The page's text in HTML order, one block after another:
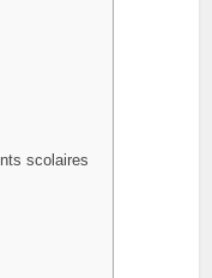
scolaires